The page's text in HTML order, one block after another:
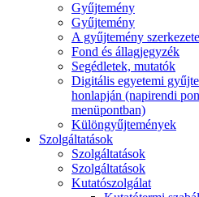
Gyűjtemény
Gyűjtemény
A gyűjtemény szerkezete
Fond és állagjegyzék
Segédletek, mutatók
Digitális egyetemi
honlapján (napirendi
menüpontban)
Különgyűjtemények
Szolgáltatások
Szolgáltatások
Szolgáltatások
Kutatószolgálat